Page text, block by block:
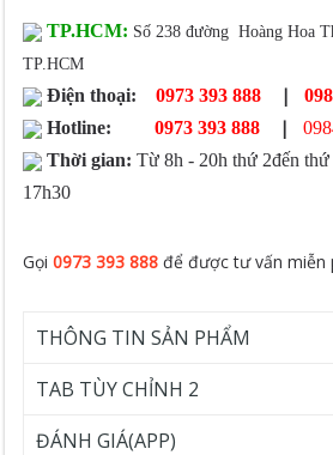
TP.HCM: Số 238 đường Hoàng Hoa
TP.HCM
Điện thoại: 0973 393 888 |
Hotline:
0973 393 888 |
Thời gian: Từ 8h - 20h thứ 2đến
17h30
Gọi0973 393 888 để được tư vấn miễn
THÔNG TIN SẢN PHẨM
TAB TÙY CHỈNH 2
ĐÁNH GIÁ(APP)